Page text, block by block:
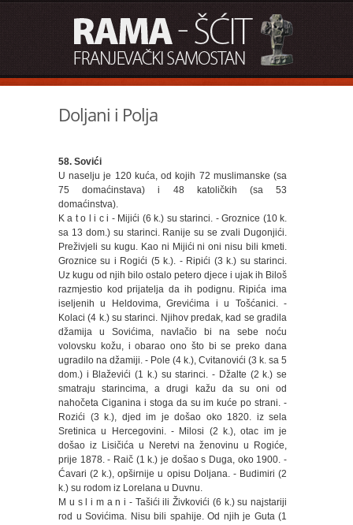
Doljani i Polja
58. Sovići
U naselju je 120 kuća, od kojih 72 muslimanske (sa
75 domaćinstava) i 48 katoličkih (sa 53
domaćinstva).
K a t o l i c i - Mijići (6 k.) su starinci. - Groznice (10 k.
sa 13 dom.) su starinci. Ranije su se zvali Dugonjići.
Preživjeli su kugu. Kao ni Mijići ni oni nisu bili kmeti.
Groznice su i Rogići (5 k.). - Ripići (3 k.) su starinci.
Uz kugu od njih bilo ostalo petero djece i ujak ih Biloš
razmjestio kod prijatelja da ih podignu. Ripića ima
iseljenih u Heldovima, Grevićima i u Tošćanici. -
Kolaci (4 k.) su starinci. Njihov predak, kad se gradila
džamija u Sovićima, navlačio bi na sebe noću
volovsku kožu, i obarao ono što bi se preko dana
ugradilo na džamiji. - Pole (4 k.), Cvitanovići (3 k. sa 5
dom.) i Blaževići (1 k.) su starinci. - Džalte (2 k.) se
smatraju starincima, a drugi kažu da su oni od
nahočeta Ciganina i stoga da su im kuće po strani. -
Rozići (3 k.), djed im je došao oko 1820. iz sela
Sretinica u Hercegovini. - Milosi (2 k.), otac im je
došao iz Lisičića u Neretvi na ženovinu u Rogiće,
prije 1878. - Raič (1 k.) je došao s Duga, oko 1900. -
Ćavari (2 k.), opširnije u opisu Doljana. - Budimiri (2
k.) su rodom iz Lorelana u Duvnu.
M u s l i m a n i - Tašići ili Živkovići (6 k.) su najstariji
rod u Sovićima. Nisu bili spahije. Od njih je Guta (1